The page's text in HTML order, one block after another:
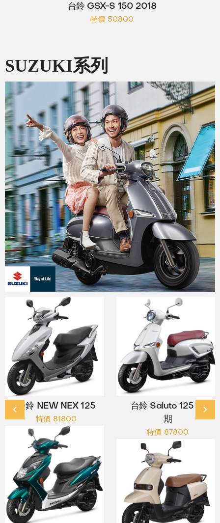
台鈴 GSX-S 150 2018
特價 50800
SUZUKI系列
台鈴 NEW NEX 125
特價 81800
台鈴 Saluto 125 七
期
特價 87800